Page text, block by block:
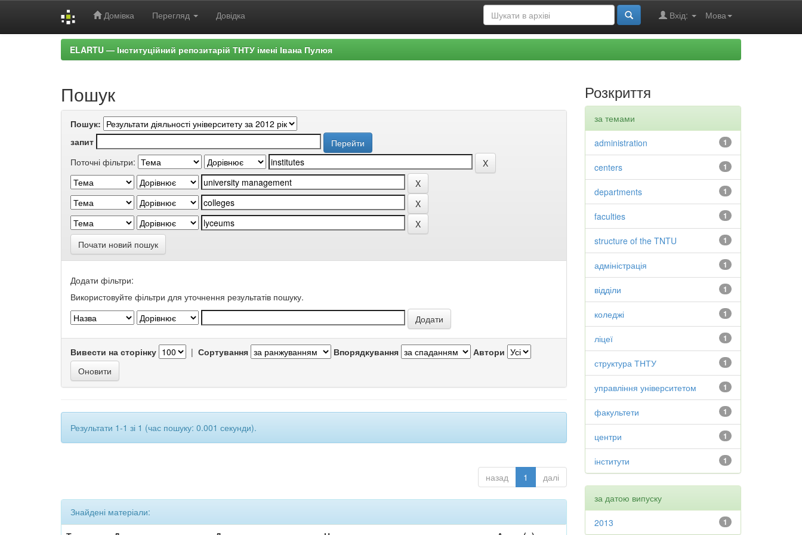
Домівка Перегляд Довідка Мова
Вхід:
ELARTU — Інституційний репозитарій ТНТУ імені Івана Пулюя
Пошук
Пошук:
запит
Поточні фільтри:
Почати новий пошук
Додати фільтри:
Використовуйте фільтри для уточнення результатів пошуку.
Вивести на сторінку | Сортування Впорядкування Автори
Результати 1-1 зі 1 (час пошуку: 0.001 секунди).
назад 1 далі
Знайдені матеріали:
Розкриття
за темами
1
administration
1
centers
1
departments
1
faculties
1
structure of the TNTU
1
адміністрація
1
відділи
1
коледжі
1
ліцеї
1
структура ТНТУ
1
управління університетом
1
факультети
1
центри
1
інститути
за датою випуску
1
2013